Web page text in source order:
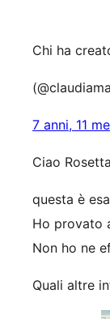
Chi ha
7 anni, 11
Ciao
questa è
Ho provato
Non ho ne
Quali altre